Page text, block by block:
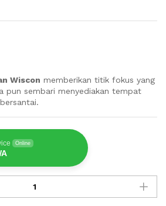
Wiscon memberikan titik fokus yang
pun sembari menyediakan tempat
Online